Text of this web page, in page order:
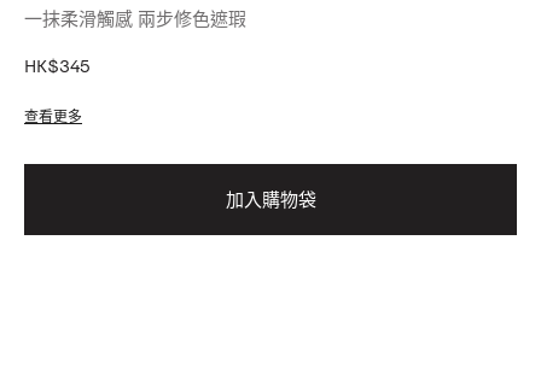
一抹柔滑觸感 兩步修色遮瑕
HK$345
查看更多
加入購物袋